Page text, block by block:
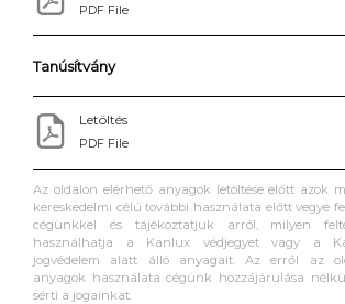
PDF File
Tanúsítvány
Letöltés
PDF File
Az oldalon elérhető anyagok letöltése előtt azok
kereskedelmi célú további használata előtt vegye
cégünkkel és tájékoztatjuk arról, milyen
használhatja a Kanlux védjegyet vagy a
jogvédelem alatt álló anyagait. Az erről az
anyagok használata cégünk hozzájárulása
sérti a jogainkat.